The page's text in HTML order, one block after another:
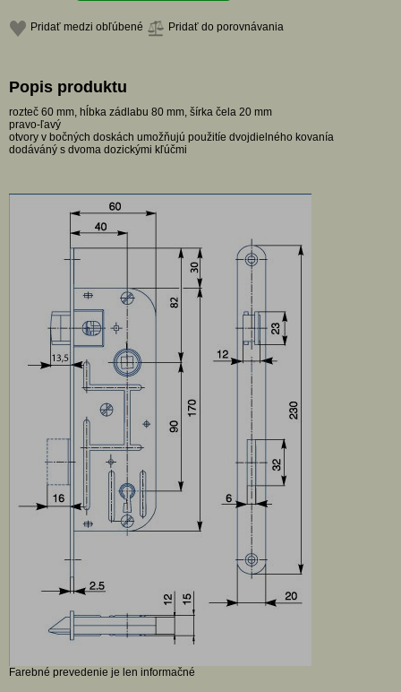
Pridať medzi obľúbené Pridať do porovnávania
Popis produktu
rozteč 60 mm, hĺbka zádlabu 80 mm, šírka čela 20 mm
pravo-ľavý
otvory v bočných doskách umožňujú použitíe dvojdielného kovanía
dodáváný s dvoma dozickými kľúčmi
Farebné prevedenie je len informačné